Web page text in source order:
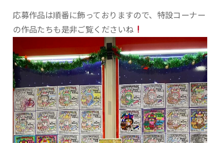
応募作品は順番に飾っておりますので、特設コーナー
の作品たちも是非ご覧くださいね